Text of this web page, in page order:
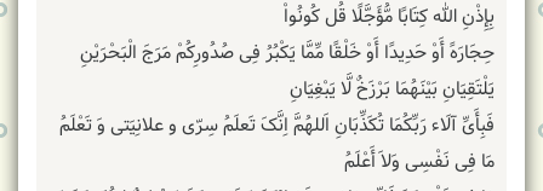
بِإِذْنِ الله کِتَابًا مُّؤَجَّلًا قُل کُونُواْ
حِجَارَهً أَوْ حَدِیدًا أَوْ خَلْقًا مِّمَّا یَکْبُرُ فِی صُدُورِکُمْ مَرَجَ الْبَحْرَیْنِ
یَلْتَقِیَانِ بَیْنَهُمَا بَرْزَخٌ لَّا یَبْغِیَانِ
فَبِأَیِّ آلَاء رَبِّکُمَا تُکَذِّبَانِ اَللهُمَّ اِنَّکَ تَعلَمُ سِرّی و علانِیَتی وَ تَعْلَمُ
مَا فِی نَفْسِی وَلاَ أَعْلَمُ